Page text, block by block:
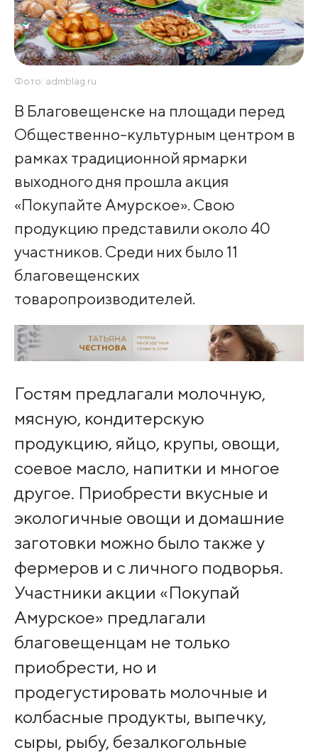
Фото: admblag.ru
В Благовещенске на площади перед
Общественно-культурным центром в
рамках традиционной ярмарки
выходного дня прошла акция
«Покупайте Амурское». Свою
продукцию представили около 40
участников. Среди них было 11
благовещенских
товаропроизводителей.
Гостям предлагали молочную,
мясную, кондитерскую
продукцию, яйцо, крупы, овощи,
соевое масло, напитки и многое
другое. Приобрести вкусные и
экологичные овощи и домашние
заготовки можно было также у
фермеров и с личного подворья.
Участники акции «Покупай
Амурское» предлагали
благовещенцам не только
приобрести, но и
продегустировать молочные и
колбасные продукты, выпечку,
сыры, рыбу, безалкогольные